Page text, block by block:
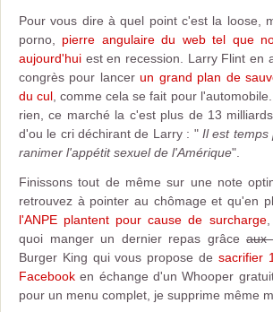
Pour vous dire à quel point c'est la loose,
porno, pierre angulaire du web tel que
aujourd'hui est en recession. Larry Flint en
congrès pour lancerun grand plan de
du cul , comme cela se fait pour
rien, ce marché la c'est plus de 13
d'ou le cri déchirant de Larry : "Il est temps
ranimer l'appétit sexuel de l'Amérique".
Finissons tout de même sur une note
retrouvez à pointer au chômage et qu'en
l'ANPE plantent pour cause de surcharge,
quoi manger un dernier repas grâce aux
Burger King qui vous propose de sacrifier
Facebook en échange d'un Whooper
pour un menu complet, je supprime même